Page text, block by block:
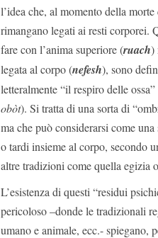
l’idea che, al momento della
rimangano legati ai resti corporei.
fare con l’anima superiore (ruach)
legata al corpo (nefesh), sono
letteralmente “il respiro delle
obòt). Si tratta di una sorta di
ma che può considerarsi come
o tardi insieme al corpo, secondo
altre tradizioni come quella egizia
L’esistenza di questi “residui
pericoloso –donde le tradizionali
umano e animale, ecc.- spiegano,